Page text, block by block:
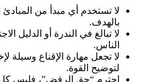
لا تستخدم أي مبدأ من
بالهدف.
لا تبالغ في الندرة أو الدليل
الناس.
لا تجعل مهارة الإقناع وسيلة
لتوضيح القوة.
احترم “حق الرفض”، فليس كل